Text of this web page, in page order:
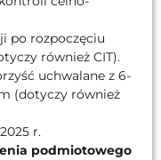
po rozpoczęciu
również CIT).
uchwalane z 6-
(dotyczy również
r.
podmiotowego